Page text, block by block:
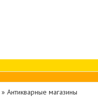
» Антикварные магазины